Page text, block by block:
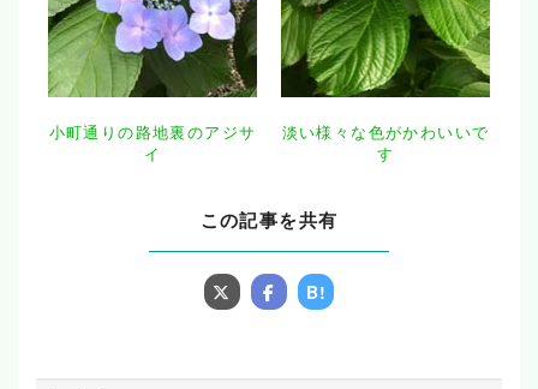
小町通りの路地裏のアジサ
イ
淡い様々な色がかわいいで
す
この記事を共有
B!